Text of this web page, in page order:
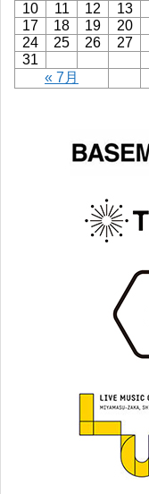
10
11 12 13
17
18 19 20
24
25 26 27
31
« 7月